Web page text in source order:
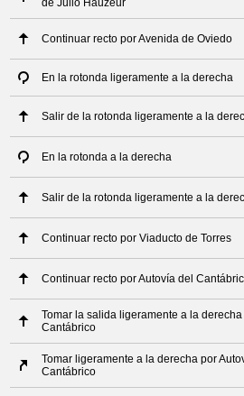
de Julio Hauzeur
Continuar recto por Avenida de Oviedo
En la rotonda ligeramente a la derecha
Salir de la rotonda ligeramente a la
En la rotonda a la derecha
Salir de la rotonda ligeramente a la
Continuar recto por Viaducto de Torres
Continuar recto por Autovía del
Tomar la salida ligeramente a la derecha
Cantábrico
Tomar ligeramente a la derecha por
Cantábrico